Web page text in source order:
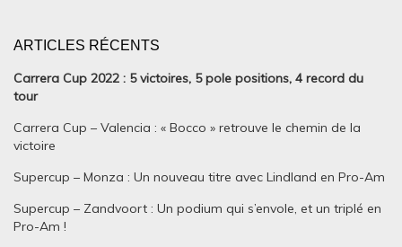
ARTICLES RÉCENTS
Carrera Cup 2022 : 5 victoires, 5 pole positions, 4 record du
tour
Carrera Cup – Valencia : « Bocco » retrouve le chemin de la
victoire
Supercup – Monza : Un nouveau titre avec Lindland en Pro-Am
Supercup – Zandvoort : Un podium qui s’envole, et un triplé en
Pro-Am !